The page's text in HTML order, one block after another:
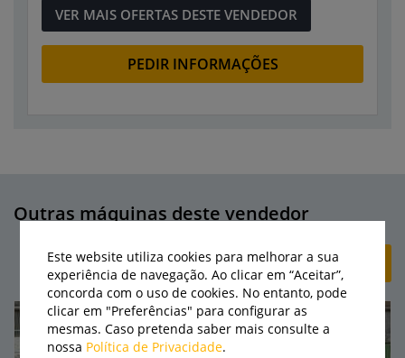
VER MAIS OFERTAS DESTE VENDEDOR
PEDIR INFORMAÇÕES
Outras máquinas deste vendedor
+ CRIAR ANÚNCIO
Este website utiliza cookies para melhorar a sua
experiência de navegação. Ao clicar em “Aceitar”,
concorda com o uso de cookies. No entanto, pode
clicar em "Preferências" para configurar as
mesmas. Caso pretenda saber mais consulte a
nossa Política de Privacidade.